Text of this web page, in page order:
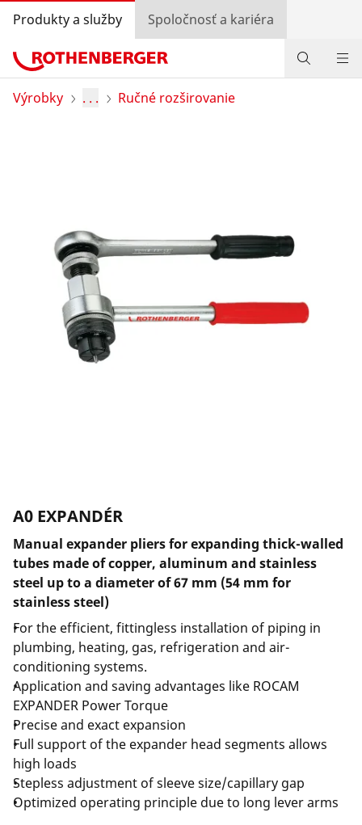
Produkty a služby Spoločnosť a kariéra
Produkty
Vyhľadávanie predajcov
Prihlásiť sa
Výber krajiny
Spoločnosť a kariéra
Výrobky . . . Ručné rozširovanie
A0 EXPANDÉR
Manual expander pliers for expanding thick-walled
tubes made of copper, aluminum and stainless
steel up to a diameter of 67 mm (54 mm for
stainless steel)
For the efficient, fittingless installation of piping in
plumbing, heating, gas, refrigeration and air-
conditioning systems.
Application and saving advantages like ROCAM
EXPANDER Power Torque
Precise and exact expansion
Full support of the expander head segments allows
high loads
Stepless adjustment of sleeve size/capillary gap
Optimized operating principle due to long lever arms